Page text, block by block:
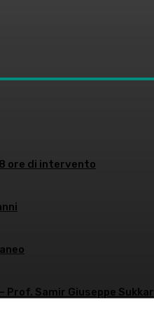
ore di intervento
Prof. Samir Giuseppe Sukkar